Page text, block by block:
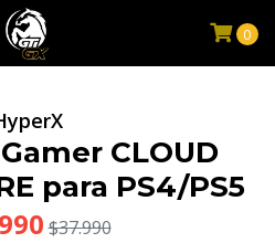
0
CLOUD
para PS4/PS5
$37.990